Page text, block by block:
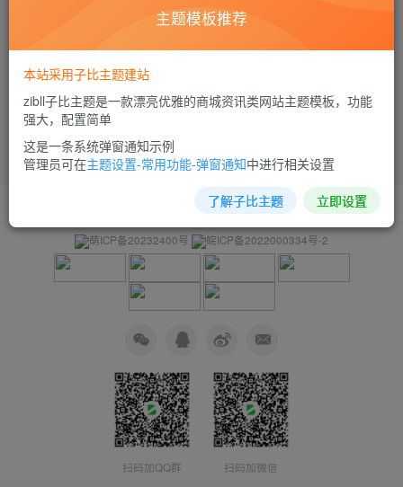
环境异常！请重新获取下载链接
关于我们
萌ICP备20232400号 皖ICP备2022000334号-2
扫码加QQ群 扫码加微信
主题模板推荐
本站采用子比主题建站
zibll子比主题是一款漂亮优雅的商城资讯类网站主题模板，功能
强大，配置简单
这是一条系统弹窗通知示例
管理员可在主题设置-常用功能-弹窗通知中进行相关设置
了解子比主题 立即设置